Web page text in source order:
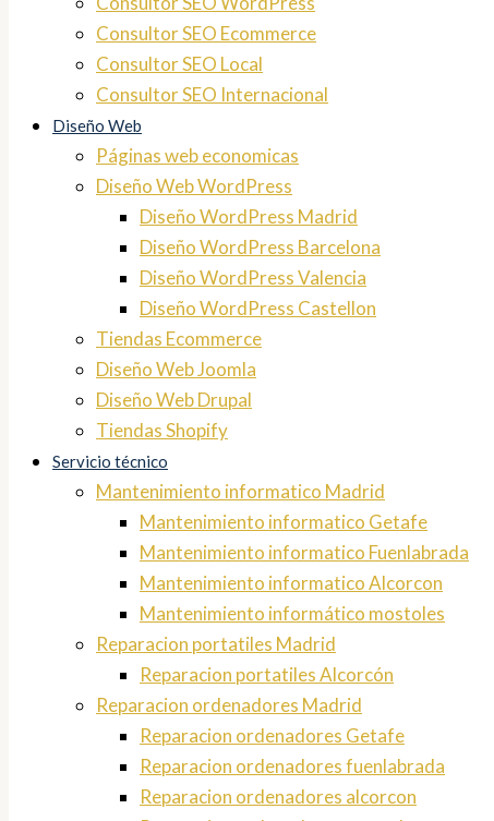
Consultor SEO Ecommerce
Consultor SEO Local
Consultor SEO Internacional
Diseño Web
Páginas web economicas
Diseño Web WordPress
Diseño WordPress Madrid
Diseño WordPress Barcelona
Diseño WordPress Valencia
Diseño WordPress Castellon
Tiendas Ecommerce
Diseño Web Joomla
Diseño Web Drupal
Tiendas Shopify
Servicio técnico
Mantenimiento informatico Madrid
Mantenimiento informatico Getafe
Mantenimiento informatico Fuenlabrada
Mantenimiento informatico Alcorcon
Mantenimiento informático mostoles
Reparacion portatiles Madrid
Reparacion portatiles Alcorcón
Reparacion ordenadores Madrid
Reparacion ordenadores Getafe
Reparacion ordenadores fuenlabrada
Reparacion ordenadores alcorcon